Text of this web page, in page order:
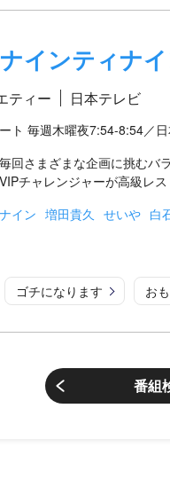
インティナ
ティー 日本テレビ
ト 毎週木曜夜7:54-8:54／
回さまざまな企画に挑むバ
チャレンジャーが高級レ
イン 増田貴久 せいや 白
ゴチになります お
番組